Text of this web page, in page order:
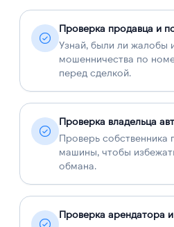
Проверка продавца и
Узнай, были ли жалобы
мошенничества по
перед сделкой.
Проверка владельца
Проверь собственника
машины, чтобы
обмана.
Проверка арендатора